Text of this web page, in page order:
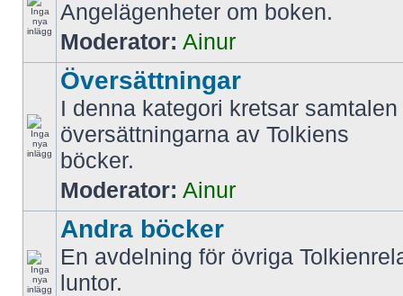
Angelägenheter om boken.
Moderator: Ainur
Översättningar
I denna kategori kretsar
översättningarna av Tolkiens
böcker.
Moderator: Ainur
Andra böcker
En avdelning för övriga
luntor.